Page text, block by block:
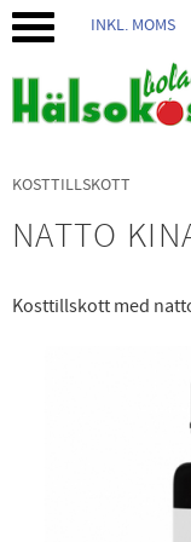
INKL. MOMS
KOSTTILLSKOTT
NATTO
Kosttillskott med